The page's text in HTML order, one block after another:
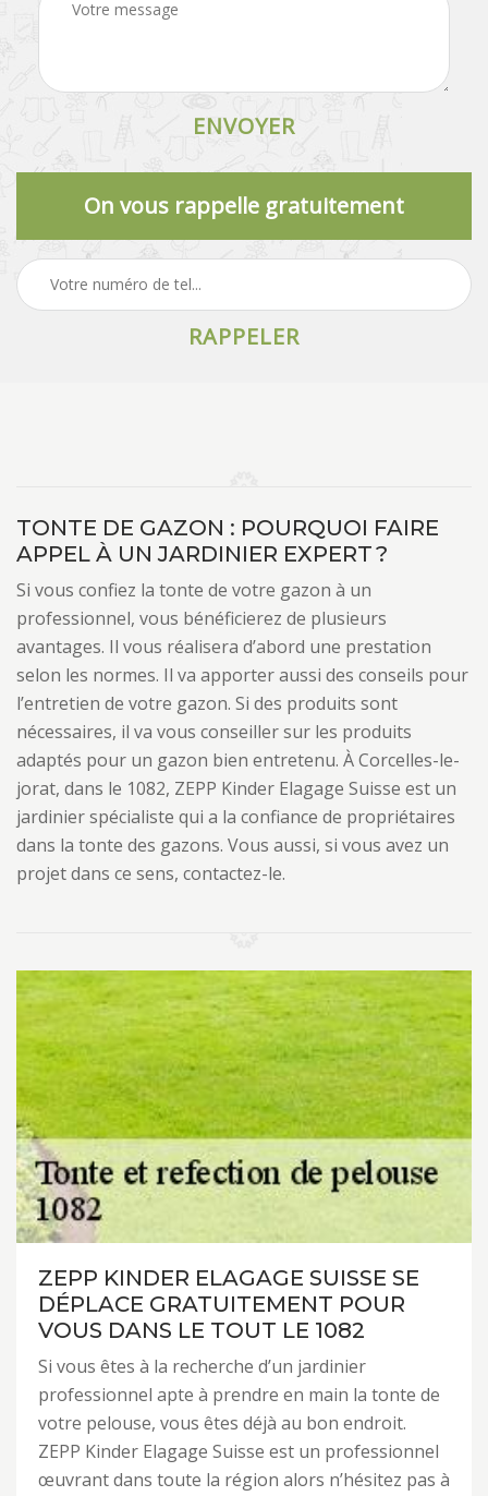
On vous rappelle gratuitement
TONTE DE GAZON : POURQUOI FAIRE
APPEL À UN JARDINIER EXPERT ?
Si vous confiez la tonte de votre gazon à un
professionnel, vous bénéficierez de plusieurs
avantages. Il vous réalisera d’abord une prestation
selon les normes. Il va apporter aussi des conseils pour
l’entretien de votre gazon. Si des produits sont
nécessaires, il va vous conseiller sur les produits
adaptés pour un gazon bien entretenu. À Corcelles-le-
jorat, dans le 1082, ZEPP Kinder Elagage Suisse est un
jardinier spécialiste qui a la confiance de propriétaires
dans la tonte des gazons. Vous aussi, si vous avez un
projet dans ce sens, contactez-le.
ZEPP KINDER ELAGAGE SUISSE SE
DÉPLACE GRATUITEMENT POUR
VOUS DANS LE TOUT LE 1082
Si vous êtes à la recherche d’un jardinier
professionnel apte à prendre en main la tonte de
votre pelouse, vous êtes déjà au bon endroit.
ZEPP Kinder Elagage Suisse est un professionnel
œuvrant dans toute la région alors n’hésitez pas à